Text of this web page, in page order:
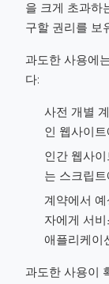
을 크게 초과하
구할 권리를 보
과도한 사용에
다:
사전 개별
인 웹사이
인간 웹사
는 스크립
계약에서
자에게 서
애플리케이
과도한 사용이